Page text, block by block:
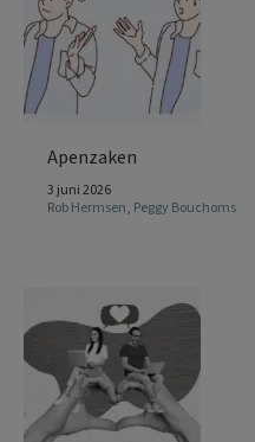
Apenzaken
3 juni 2026
Rob Hermsen, Peggy Bouchoms